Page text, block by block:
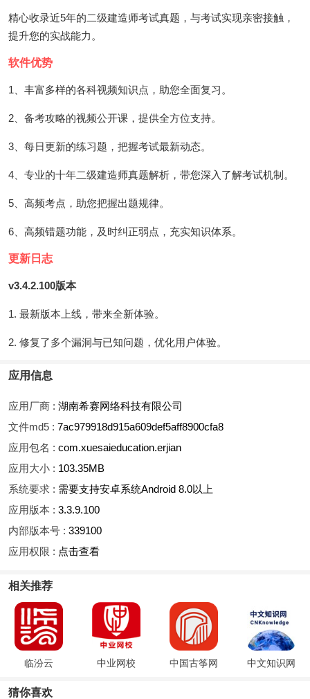
精心收录近5年的二级建造师考试真题，与考试实现亲密接触，
提升您的实战能力。
软件优势
1、丰富多样的各科视频知识点，助您全面复习。
2、备考攻略的视频公开课，提供全方位支持。
3、每日更新的练习题，把握考试最新动态。
4、专业的十年二级建造师真题解析，带您深入了解考试机制。
5、高频考点，助您把握出题规律。
6、高频错题功能，及时纠正弱点，充实知识体系。
更新日志
v3.4.2.100版本
1. 最新版本上线，带来全新体验。
2. 修复了多个漏洞与已知问题，优化用户体验。
应用信息
应用厂商 : 湖南希赛网络科技有限公司
文件md5 : 7ac979918d915a609def5aff8900cfa8
应用包名 : com.xuesaieducation.erjian
应用大小 : 103.35MB
系统要求 : 需要支持安卓系统Android 8.0以上
应用版本 : 3.3.9.100
内部版本号 : 339100
应用权限 : 点击查看
相关推荐
临汾云 中业网校 中国古筝网 中文知识网
猜你喜欢